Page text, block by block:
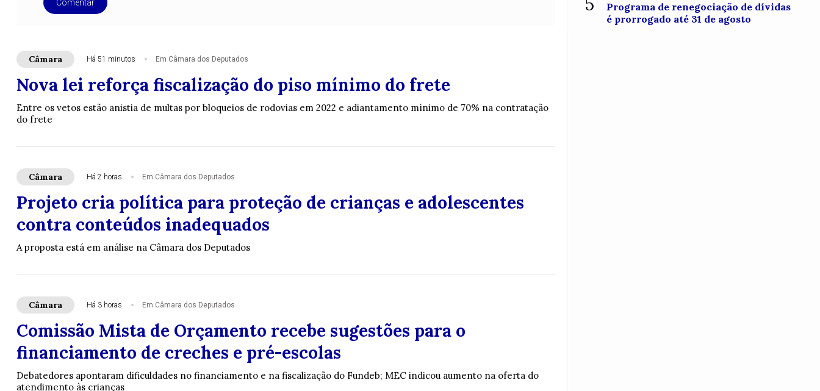
Comentar
Câmara Há 51 minutos Em Câmara dos Deputados
Nova lei reforça fiscalização do piso mínimo do frete
Entre os vetos estão anistia de multas por bloqueios de rodovias em 2022 e adiantamento mínimo de 70% na contratação
do frete
Câmara Há 2 horas Em Câmara dos Deputados
Projeto cria política para proteção de crianças e adolescentes
contra conteúdos inadequados
A proposta está em análise na Câmara dos Deputados
Câmara Há 3 horas Em Câmara dos Deputados
Comissão Mista de Orçamento recebe sugestões para o
financiamento de creches e pré-escolas
Debatedores apontaram dificuldades no financiamento e na fiscalização do Fundeb; MEC indicou aumento na oferta do
atendimento às crianças
Programa de renegociação de dívidas
é prorrogado até 31 de agosto